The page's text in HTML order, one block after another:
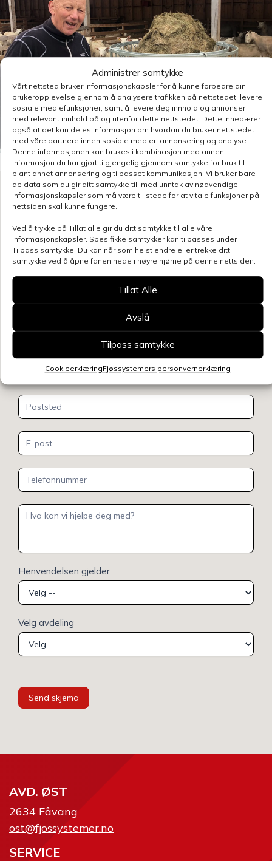
Administrer samtykke
Vårt nettsted bruker informasjonskapsler for å kunne forbedre din
brukeropplevelse gjennom å analysere trafikken på nettstedet, levere
sosiale mediefunksjoner, samt å levere deg innhold og annonser
med relevant innhold på og utenfor dette nettstedet. Dette innebærer
også at det kan deles informasjon om hvordan du bruker nettstedet
med våre partnere innen sosiale medier, annonsering og analyse.
Denne informasjonen kan brukes i kombinasjon med annen
informasjon du har gjort tilgjengelig gjennom samtykke for bruk til
blant annet annonsering og tilpasset kommunikasjon. Vi bruker bare
de data som du gir ditt samtykke til, med unntak av nødvendige
informasjonskapsler som må være til stede for at vitale funksjoner på
nettsiden skal kunne fungere.
Ved å trykke på Tillat alle gir du ditt samtykke til alle våre
informasjonskapsler. Spesifikke samtykker kan tilpasses under
Tilpass samtykke. Du kan når som helst endre eller trekke ditt
samtykke ved å åpne fanen nede i høyre hjørne på denne nettsiden.
Tillat Alle
Avslå
Tilpass samtykke
CookieerklæringFjøssystemers personvernerklæring
Kontakt oss
relatert til denne siden, så blir du kontaktet
innen kort tid.Klikk her for å se oversikt over
kontaktpersoner
Henvendelsen gjelder
Velg avdeling
Send skjema
AVD. ØST
2634 Fåvang
ost@fjossystemer.no
SERVICE